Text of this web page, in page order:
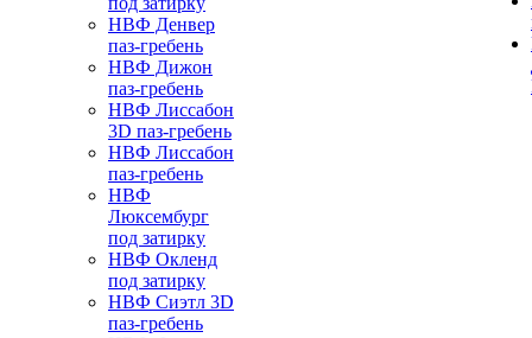
НВФ Денвер
паз-гребень
НВФ Дижон
паз-гребень
НВФ Лиссабон
3D паз-гребень
НВФ Лиссабон
паз-гребень
НВФ
Люксембург
под затирку
НВФ Окленд
под затирку
НВФ Сиэтл 3D
паз-гребень